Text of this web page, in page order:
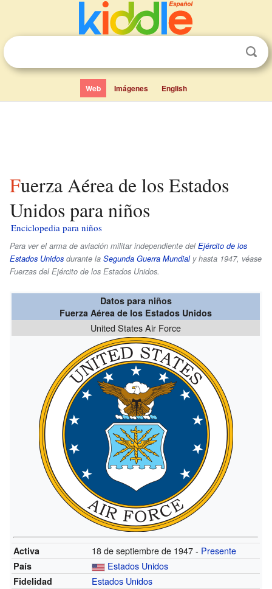
Web Imágenes English
Fuerza Aérea de los Estados
Unidos para niños
Enciclopedia para niños
Para ver el arma de aviación militar independiente delEjército de los
Estados Unidos durante la Segunda Guerra Mundialy hasta 1947, véase
Fuerzas del Ejército de los Estados Unidos.
Datos para niños
Fuerza Aérea de los Estados Unidos
United States Air Force
Activa 18 de septiembre de 1947 - Presente
País Estados Unidos
Fidelidad Estados Unidos